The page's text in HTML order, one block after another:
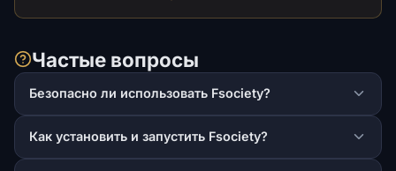
Частые вопросы
Безопасно ли использовать Fsociety?
Как установить и запустить Fsociety?